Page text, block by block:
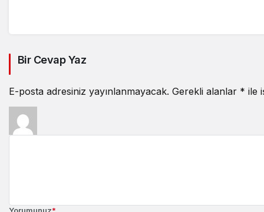
Bir Cevap Yaz
E-posta adresiniz yayınlanmayacak. Gerekli alanlar * ile
Yorumunuz*